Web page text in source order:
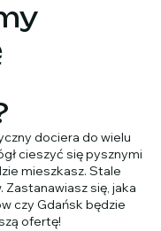
dociera do wielu
cieszyć się pysznymi
mieszkasz. Stale
się, jaka
czy Gdańsk będzie
ofertę!